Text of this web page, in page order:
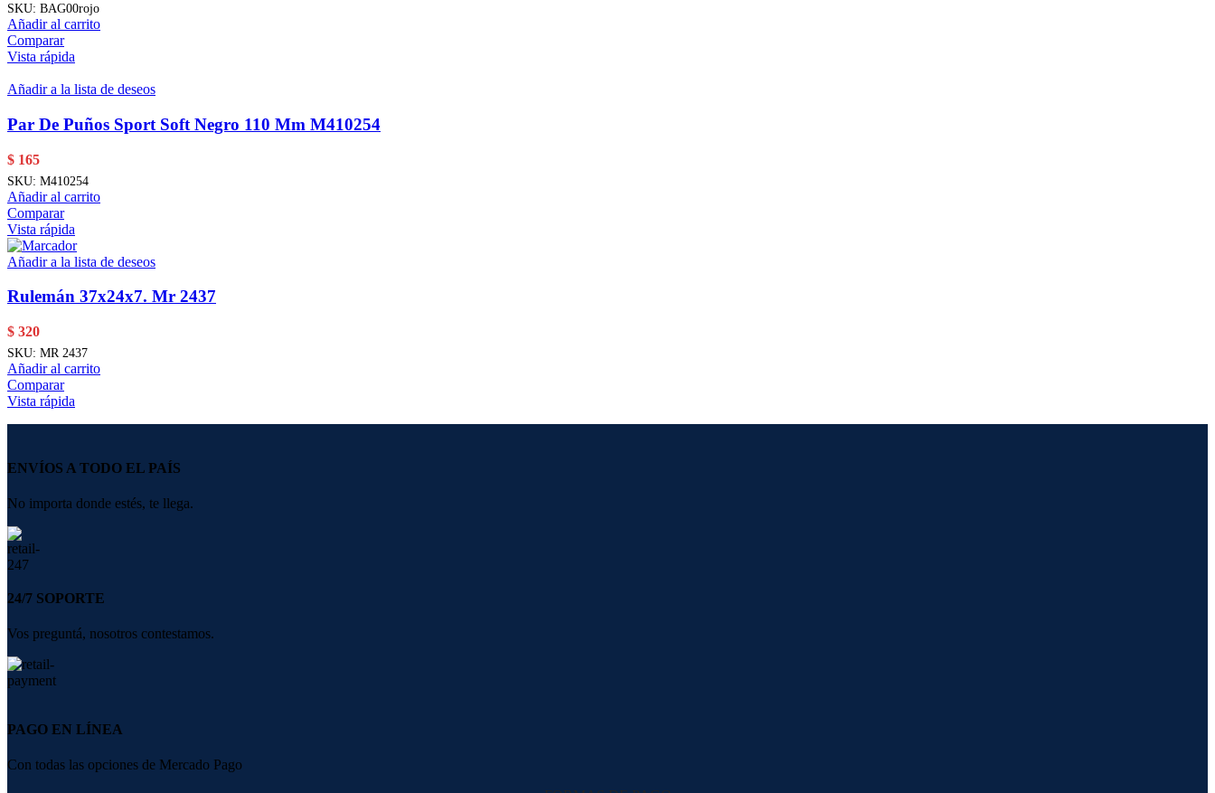
SKU: BAG00rojo
Añadir al carrito
Comparar
Vista rápida
Añadir a la lista de deseos
Par De Puños Sport Soft Negro 110 Mm M410254
$ 165
SKU: M410254
Añadir al carrito
Comparar
Vista rápida
Añadir a la lista de deseos
Rulemán 37x24x7. Mr 2437
$ 320
SKU: MR 2437
Añadir al carrito
Comparar
Vista rápida
ENVÍOS A TODO EL PAÍS
No importa donde estés, te llega.
24/7 SOPORTE
Vos preguntá, nosotros contestamos.
PAGO EN LÍNEA
Con todas las opciones de Mercado Pago